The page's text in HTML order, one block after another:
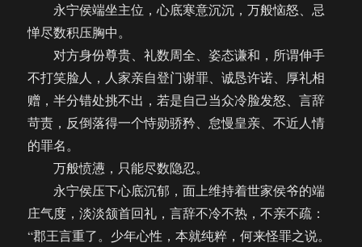
永宁侯端坐主位，心底寒意沉沉，万般恼怒、忌
惮尽数积压胸中。
对方身份尊贵、礼数周全、姿态谦和，所谓伸手
不打笑脸人，人家亲自登门谢罪、诚恳许诺、厚礼相
赠，半分错处挑不出，若是自己当众冷脸发怒、言辞
苛责，反倒落得一个恃勋骄矜、怠慢皇亲、不近人情
的罪名。
万般愤懑，只能尽数隐忍。
永宁侯压下心底沉郁，面上维持着世家侯爷的端
庄气度，淡淡颔首回礼，言辞不冷不热，不亲不疏：
“郡王言重了。少年心性，本就纯粹，何来怪罪之说。